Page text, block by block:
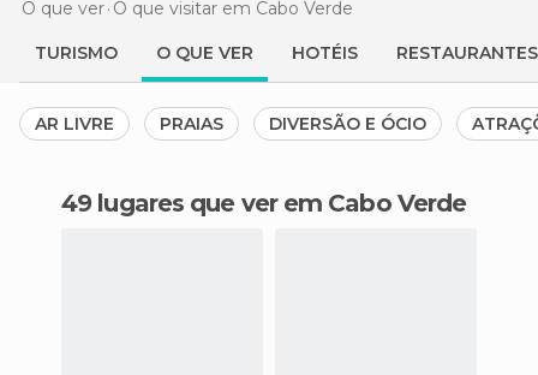
O que ver O que visitar em Cabo Verde
TURISMO O QUE VER HOTÉIS RESTAURANTES
AR LIVRE PRAIAS DIVERSÃO E ÓCIO
49 lugares que ver em Cabo Verde